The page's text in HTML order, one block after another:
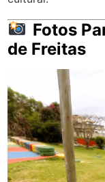
Fotos
de Freitas